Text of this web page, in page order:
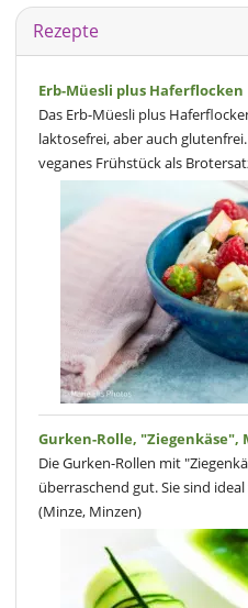
Rezepte
Erb-Müesli plus Haferflocken
Das Erb-Müesli plus
laktosefrei, aber auch
veganes Frühstück als
Gurken-Rolle, "Ziegenkäse",
Die Gurken-Rollen mit
überraschend gut. Sie sind
(Minze, Minzen)